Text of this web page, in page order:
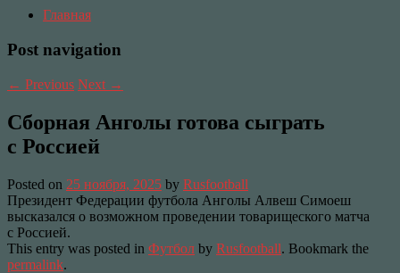
Главная
Post navigation
← Previous Next →
Сборная Анголы готова сыграть
с Россией
Posted on 25 ноября, 2025 by Rusfootball
Президент Федерации футбола Анголы Алвеш Симоеш
высказался о возможном проведении товарищеского матча
с Россией.
This entry was posted in Футбол by Rusfootball. Bookmark the
permalink.